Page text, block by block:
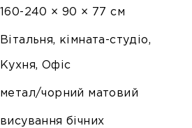
160-240 × 90 × 77 см
Вітальня, кімната-студіо,
Кухня, Офіс
метал/чорний матовий
висування бічних